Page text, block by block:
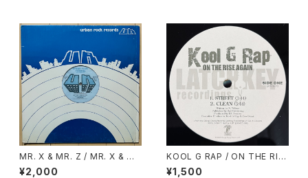
MR. X & MR. Z / MR. X & M
R. Z DRINK OLD GOLD
¥2,000
KOOL G RAP / ON THE RIS
E AGAIN
¥1,500